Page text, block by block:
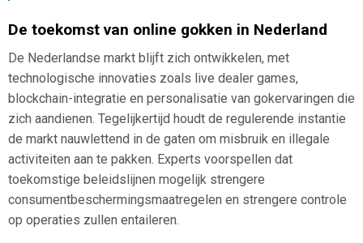
De toekomst van online gokken in Nederland
De Nederlandse markt blijft zich ontwikkelen, met
technologische innovaties zoals live dealer games,
blockchain-integratie en personalisatie van gokervaringen die
zich aandienen. Tegelijkertijd houdt de regulerende instantie
de markt nauwlettend in de gaten om misbruik en illegale
activiteiten aan te pakken. Experts voorspellen dat
toekomstige beleidslijnen mogelijk strengere
consumentbeschermingsmaatregelen en strengere controle
op operaties zullen entaileren.